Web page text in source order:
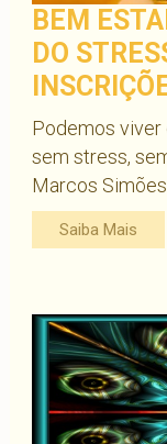
BEM
DO
Podemos
sem stress,
Marcos Simões.
Saiba Mais